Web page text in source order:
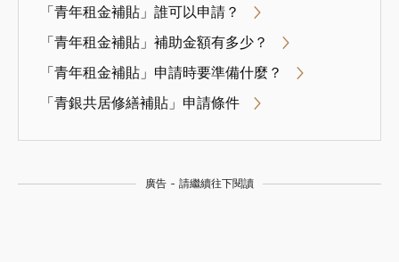
「青年租金補貼」誰可以申請？
「青年租金補貼」補助金額有多少？
「青年租金補貼」申請時要準備什麼？
「青銀共居修繕補貼」申請條件
廣告 - 請繼續往下閱讀